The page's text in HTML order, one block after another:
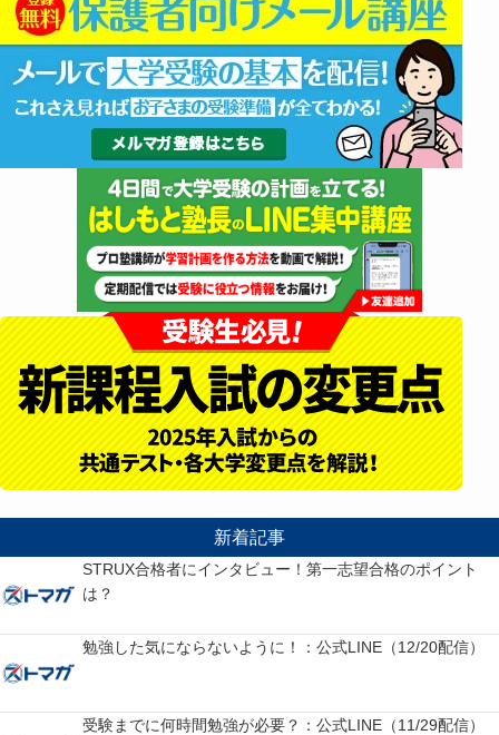
新着記事
STRUX合格者にインタビュー！第一志望合格のポイント
は？
勉強した気にならないように！：公式LINE（12/20配信）
受験までに何時間勉強が必要？：公式LINE（11/29配信）